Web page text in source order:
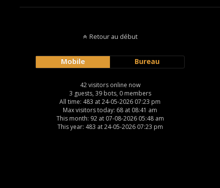
Retour au début
Mobile Bureau
42 visitors online now
3 guests, 39 bots, 0 members
All time: 483 at 24-05-2026 07:23 pm
Max visitors today: 68 at 08:41 am
This month: 92 at 07-08-2026 05:48 am
This year: 483 at 24-05-2026 07:23 pm